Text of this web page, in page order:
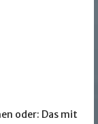
oder: Das mit